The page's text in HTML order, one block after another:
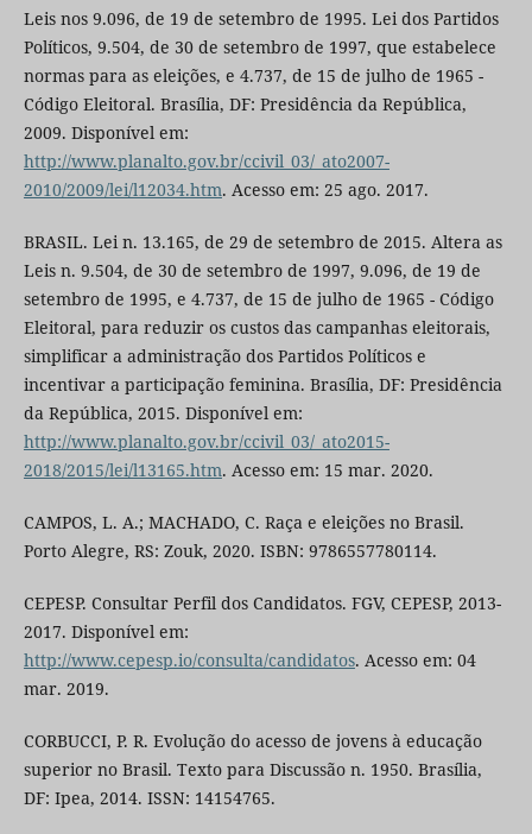
Leis nos 9.096, de 19 de setembro de 1995. Lei dos Partidos
Políticos, 9.504, de 30 de setembro de 1997, que estabelece
normas para as eleições, e 4.737, de 15 de julho de 1965 -
Código Eleitoral. Brasília, DF: Presidência da República,
2009. Disponível em:
http://www.planalto.gov.br/ccivil_03/_ato2007-
2010/2009/lei/l12034.htm. Acesso em: 25 ago. 2017.
BRASIL. Lei n. 13.165, de 29 de setembro de 2015. Altera as
Leis n. 9.504, de 30 de setembro de 1997, 9.096, de 19 de
setembro de 1995, e 4.737, de 15 de julho de 1965 - Código
Eleitoral, para reduzir os custos das campanhas eleitorais,
simplificar a administração dos Partidos Políticos e
incentivar a participação feminina. Brasília, DF: Presidência
da República, 2015. Disponível em:
http://www.planalto.gov.br/ccivil_03/_ato2015-
2018/2015/lei/l13165.htm. Acesso em: 15 mar. 2020.
CAMPOS, L. A.; MACHADO, C. Raça e eleições no Brasil.
Porto Alegre, RS: Zouk, 2020. ISBN: 9786557780114.
CEPESP. Consultar Perfil dos Candidatos. FGV, CEPESP, 2013-
2017. Disponível em:
http://www.cepesp.io/consulta/candidatos. Acesso em: 04
mar. 2019.
CORBUCCI, P. R. Evolução do acesso de jovens à educação
superior no Brasil. Texto para Discussão n. 1950. Brasília,
DF: Ipea, 2014. ISSN: 14154765.